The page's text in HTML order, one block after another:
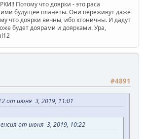
Потому что доярки - это раса
будущее планеты. Они переживут даже
что доярки вечны, ибо хтоничны. И дадут
будет доярами и доярками. Ура,
#4891
от июня 3, 2019, 11:01
от июня 3, 2019, 10:22